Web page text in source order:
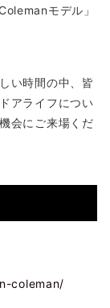
モデル」
い時間の中、皆
アライフについ
会にご来場くだ
coleman/